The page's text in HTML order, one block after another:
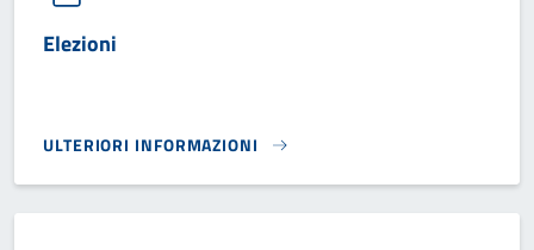
Elezioni
ULTERIORI INFORMAZIONI
ELEZIONI}